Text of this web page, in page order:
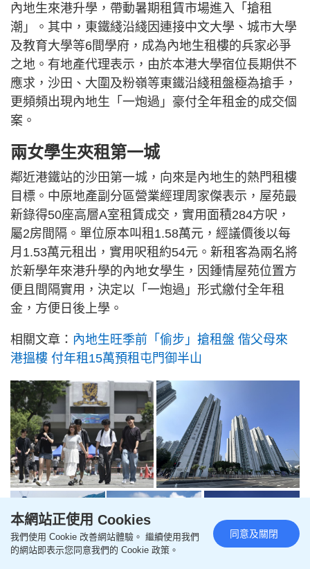
內地生來港升學，帶動暑期租賃市場進入「搶租
潮」。其中，東鐵綫沿綫因連接中文大學、城市大學
及教育大學等6間學府，成為內地生租樓的兵家必爭
之地。有地產代理表示，由於本港大學宿位長期供不
應求，沙田、大圍及粉嶺等東鐵沿綫租盤極為搶手，
更頻頻出現內地生「一炮過」豪付全年租金的成交個
案。
兩女學生夾租第一城
鄰近港鐵站的沙田第一城，向來是內地生的熱門租樓
目標。中原地產副分區營業經理周家傑表示，屋苑最
新錄得50座高層A室租賃成交，實用面積284方呎，
屬2房間隔。單位原本叫租1.58萬元，經議價後以每
月1.53萬元租出，實用呎租約54元。新租客為兩名將
於新學年來港升學的內地女學生，因鍾情屋苑位置方
便且間隔實用，決定以「一炮過」形式繳付全年租
金，方便日後上學。
相關文章： 內地生旺季前「偷步」搶租盤 偕父母來
港搵樓 付年租15萬預租屯門御半山
本網站正使用 Cookies
我們使用 Cookie 改善網站體驗。 繼續使用我們
的網站即表示您同意我們的 Cookie 政策。
同意及關閉